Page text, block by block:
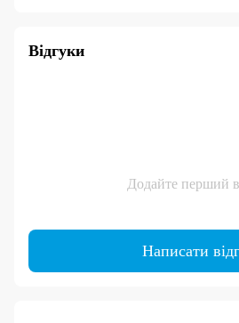
Відгуки
Додайте перший
Написати